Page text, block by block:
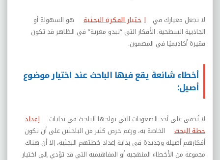
لا تجعل معيارك في ا ختيار الفكرة البحثية
هو السهولة أو
الجاذبية السطحية. الأفكار التي “تبدو مغرية” في الظاهر قد تكون
فقيرة أكاديميًا في المضمون.
أخطاء شائعة يقع فيها الباحث عند اختيار موضوع
أصيل:
لا تُخفى على أحد الصعوبات التي يواجها الباحث في بدايات
إعداد
خطة البحث
الخاصة به، ورغم حرص كثير من الباحثين على أن تكون
أفكارهم أصيلة وجديدة في بداية إعداد خطتهم البحثية، إلا أن هناك
مجموعة من الأخطاء المنهجية أو المفاهيمية التي قد تؤدي إلى اختيار